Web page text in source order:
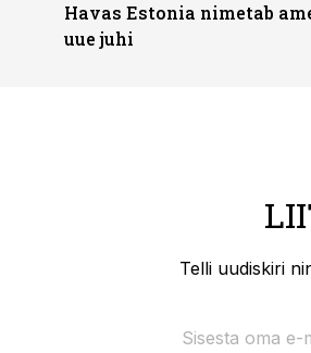
Havas Estonia nimetab
uue juhi
Telli uudiskiri